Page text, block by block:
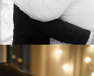
2025